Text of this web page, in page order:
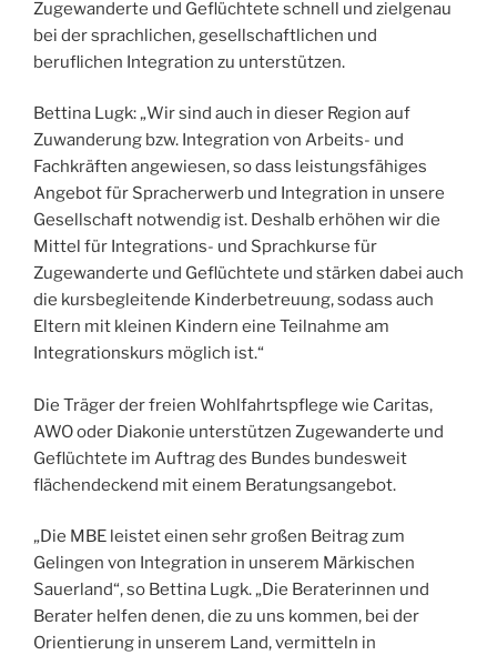
Zugewanderte und Geflüchtete schnell und zielgenau
bei der sprachlichen, gesellschaftlichen und
beruflichen Integration zu unterstützen.
Bettina Lugk: „Wir sind auch in dieser Region auf
Zuwanderung bzw. Integration von Arbeits- und
Fachkräften angewiesen, so dass leistungsfähiges
Angebot für Spracherwerb und Integration in unsere
Gesellschaft notwendig ist. Deshalb erhöhen wir die
Mittel für Integrations- und Sprachkurse für
Zugewanderte und Geflüchtete und stärken dabei auch
die kursbegleitende Kinderbetreuung, sodass auch
Eltern mit kleinen Kindern eine Teilnahme am
Integrationskurs möglich ist.“
Die Träger der freien Wohlfahrtspflege wie Caritas,
AWO oder Diakonie unterstützen Zugewanderte und
Geflüchtete im Auftrag des Bundes bundesweit
flächendeckend mit einem Beratungsangebot.
„Die MBE leistet einen sehr großen Beitrag zum
Gelingen von Integration in unserem Märkischen
Sauerland“, so Bettina Lugk. „Die Beraterinnen und
Berater helfen denen, die zu uns kommen, bei der
Orientierung in unserem Land, vermitteln in